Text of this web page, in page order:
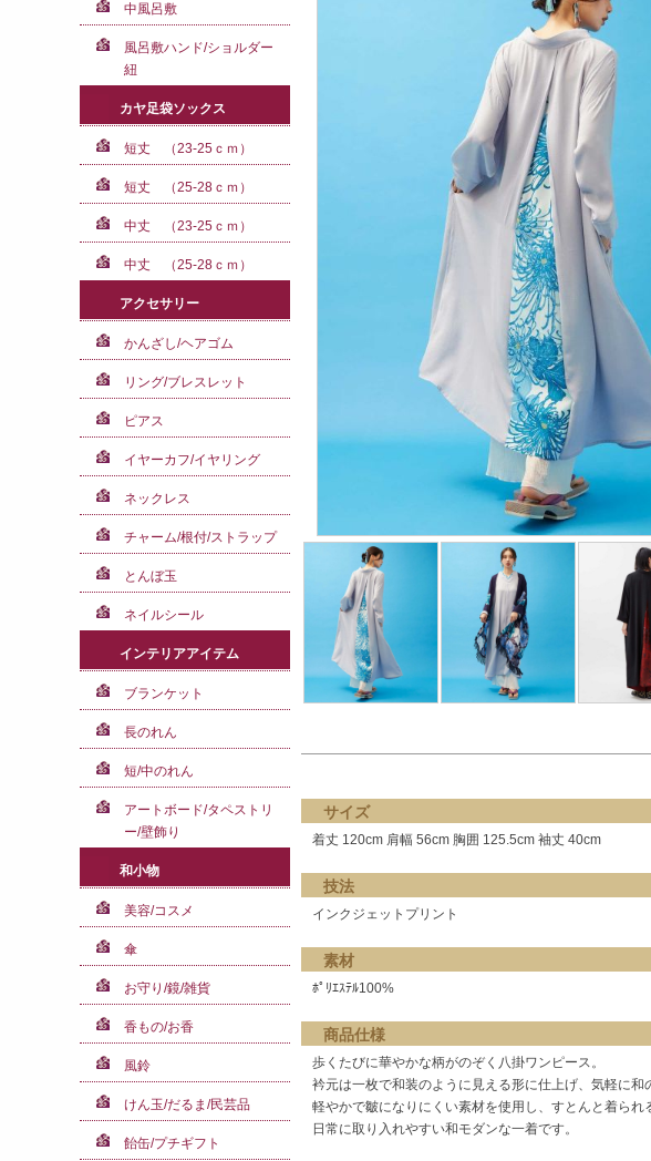
サイズ
着丈 120cm 肩幅 56cm 胸囲 125.5cm 袖丈 40cm
技法
インクジェットプリント
素材
ﾎﾟﾘｴｽﾃﾙ100%
商品仕様
歩くたびに華やかな柄がのぞく八掛ワンピース。
衿元は一枚で和装のように見える形に仕上げ、気軽に和
軽やかで皺になりにくい素材を使用し、すとんと着られ
日常に取り入れやすい和モダンな一着です。
中風呂敷
風呂敷ハンド/ショルダー
紐
カヤ足袋ソックス
短丈 （23-25ｃｍ）
短丈 （25-28ｃｍ）
中丈 （23-25ｃｍ）
中丈 （25-28ｃｍ）
アクセサリー
かんざし/ヘアゴム
リング/ブレスレット
ピアス
イヤーカフ/イヤリング
ネックレス
チャーム/根付/ストラップ
とんぼ玉
ネイルシール
インテリアアイテム
ブランケット
長のれん
短/中のれん
アートボード/タペストリ
ー/壁飾り
和小物
美容/コスメ
傘
お守り/鏡/雑貨
香もの/お香
風鈴
けん玉/だるま/民芸品
飴缶/プチギフト